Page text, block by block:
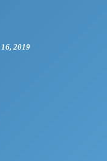
16, 2019